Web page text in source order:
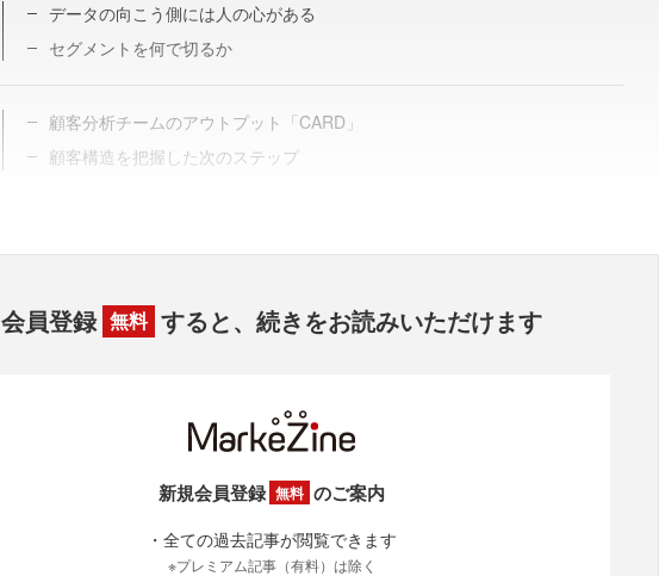
データの向こう側には人の心がある
セグメントを何で切るか
顧客分析チームのアウトプット「CARD」
顧客構造を把握した次のステップ
会員登録 無料 すると、続きをお読みいただけます
新規会員登録 無料 のご案内
・全ての過去記事が閲覧できます
※プレミアム記事（有料）は除く